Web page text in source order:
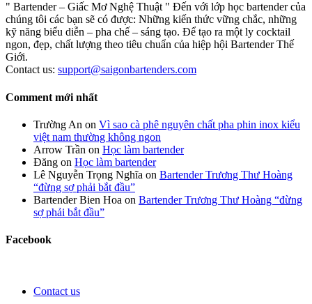
" Bartender – Giấc Mơ Nghệ Thuật " Đến với lớp học bartender của
chúng tôi các bạn sẽ có được: Những kiến thức vững chắc, những
kỹ năng biểu diễn – pha chế – sáng tạo. Để tạo ra một ly cocktail
ngon, đẹp, chất lượng theo tiêu chuẩn của hiệp hội Bartender Thế
Giới.
Contact us: support@saigonbartenders.com
Comment mới nhất
Trường An on Vì sao cà phê nguyên chất pha phin inox kiểu
việt nam thường không ngon
Arrow Trần on Học làm bartender
Đăng on Học làm bartender
Lê Nguyễn Trọng Nghĩa on Bartender Trương Thư Hoàng
“đừng sợ phải bắt đầu”
Bartender Bien Hoa on Bartender Trương Thư Hoàng “đừng
sợ phải bắt đầu”
Facebook
Contact us